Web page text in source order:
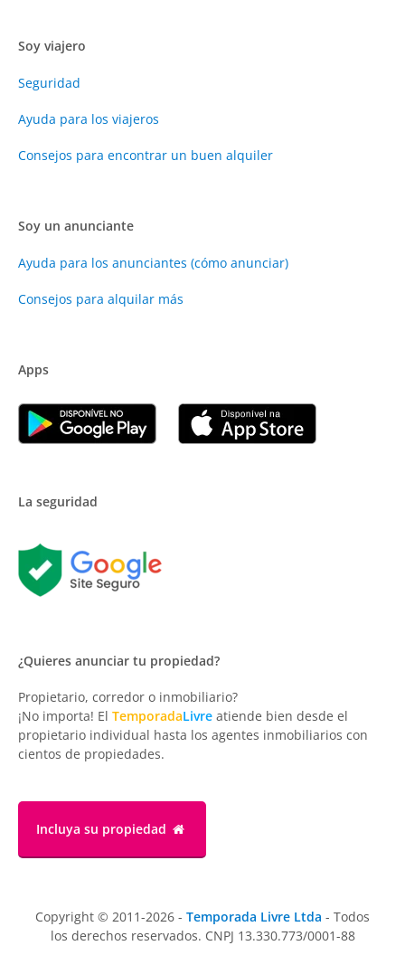
Soy viajero
Seguridad
Ayuda para los viajeros
Consejos para encontrar un buen alquiler
Soy un anunciante
Ayuda para los anunciantes (cómo anunciar)
Consejos para alquilar más
Apps
La seguridad
¿Quieres anunciar tu propiedad?
Propietario, corredor o inmobiliario?
¡No importa! El TemporadaLivre atiende bien desde el
propietario individual hasta los agentes inmobiliarios con
cientos de propiedades.
Incluya su propiedad
Copyright © 2011-2026 - Temporada Livre Ltda - Todos
los derechos reservados. CNPJ 13.330.773/0001-88